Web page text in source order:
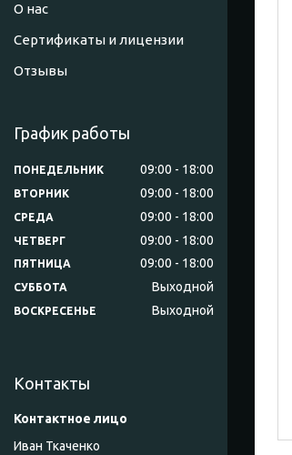
О нас
Сертификаты и лицензии
Отзывы
График работы
ПОНЕДЕЛЬНИК 09:00 18:00
ВТОРНИК 09:00 18:00
СРЕДА 09:00 18:00
ЧЕТВЕРГ 09:00 18:00
ПЯТНИЦА 09:00 18:00
СУББОТА Выходной
ВОСКРЕСЕНЬЕ Выходной
Контакты
Иван Ткаченко